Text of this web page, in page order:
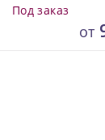
Под заказ
от